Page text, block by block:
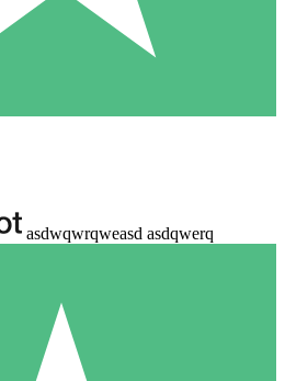
asdwqwrqweasd asdqwerq